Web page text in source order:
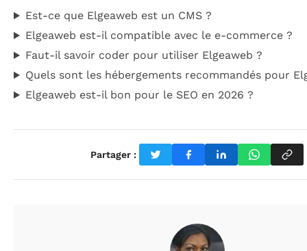
Est-ce que Elgeaweb est un CMS ?
Elgeaweb est-il compatible avec le e-commerce ?
Faut-il savoir coder pour utiliser Elgeaweb ?
Quels sont les hébergements recommandés pour
Elgeaweb est-il bon pour le SEO en 2026 ?
Partager :